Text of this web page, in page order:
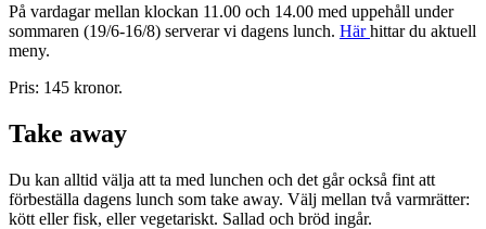
På vardagar mellan klockan 11.00 och 14.00 med uppehåll under
sommaren (19/6-16/8) serverar vi dagens lunch. Härhittar du aktuell
meny.
Pris: 145 kronor.
Take away
Du kan alltid välja att ta med lunchen och det går också fint att
förbeställa dagens lunch som take away. Välj mellan två varmrätter:
kött eller fisk, eller vegetariskt. Sallad och bröd ingår.